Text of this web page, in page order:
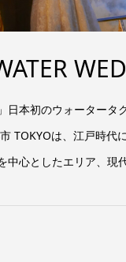
日本初のウォータータ
TOKYOは、江戸時
中心としたエリア、現